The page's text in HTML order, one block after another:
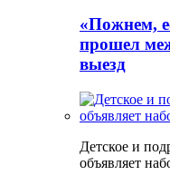
«Пожнем,
прошел
выезд
Детское и
объявляет